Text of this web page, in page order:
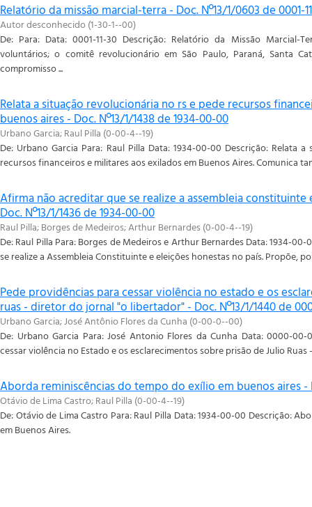
Relatório da missão marcial-terra - Doc. Nº13/1/0603 de 0001-
Autor desconhecido(1-30-1--00)
De: Para: Data: 0001-11-30 Descrição: Relatório da Missão Marcial-
voluntários; o comitê revolucionário em São Paulo, Paraná, Santa
compromisso ...
Relata a situação revolucionária no rs e pede recursos
buenos aires - Doc. Nº13/1/1438 de 1934-00-00
Urbano Garcia;Raul Pilla (0-00-4--19)
De: Urbano Garcia Para: Raul Pilla Data: 1934-00-00 Descrição: Relata
recursos financeiros e militares aos exilados em Buenos Aires. Comunica
Afirma não acreditar que se realize a assembleia constituinte
Doc. Nº13/1/1436 de 1934-00-00
Raul Pilla;Borges de Medeiros;Arthur Bernardes(0-00-4--19)
De: Raul Pilla Para: Borges de Medeiros e Arthur Bernardes Data: 1934-
se realize a Assembleia Constituinte e eleições honestas no país. Propõe,
Pede providências para cessar violência no estado e os
ruas - diretor do jornal "o libertador" - Doc. Nº13/1/1440 de
Urbano Garcia;José Antônio Flores da Cunha (0-00-0--00)
De: Urbano Garcia Para: José Antonio Flores da Cunha Data: 0000-
cessar violência no Estado e os esclarecimentos sobre prisão de Julio
Aborda reminiscências do tempo do exílio em buenos aires -
Otávio de Lima Castro;Raul Pilla (0-00-4--19)
De: Otávio de Lima Castro Para: Raul Pilla Data: 1934-00-00 Descrição:
em Buenos Aires.